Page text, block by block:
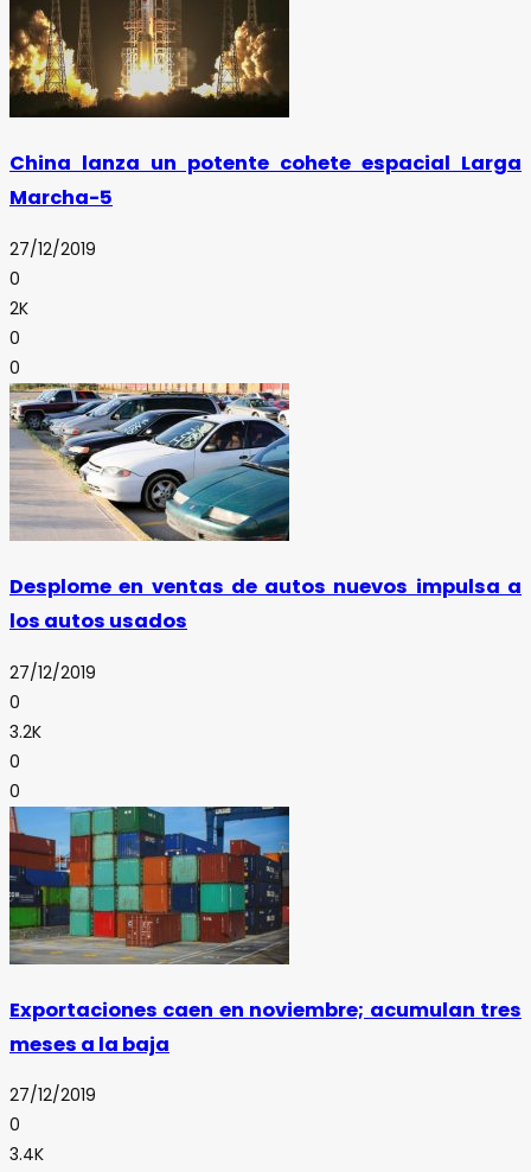
China lanza un potente cohete espacial Larga
Marcha-5
27/12/2019
0
2K
0
0
Desplome en ventas de autos nuevos impulsa a
los autos usados
27/12/2019
0
3.2K
0
0
Exportaciones caen en noviembre; acumulan tres
meses a la baja
27/12/2019
0
3.4K